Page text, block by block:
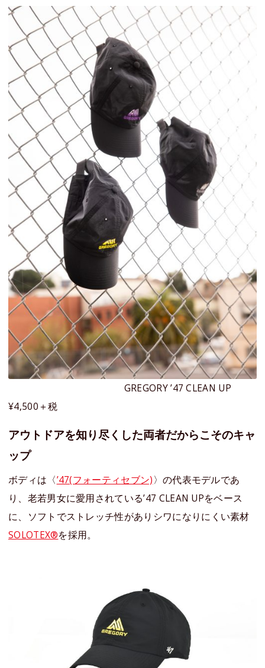
GREGORY ’47 CLEAN UP
¥4,500＋税
アウトドアを知り尽くした両者だからこそのキャ
ップ
ボディは〈’47(フォーティセブン)〉の代表モデルであ
り、老若男女に愛用されている’47 CLEAN UPをベース
に、ソフトでストレッチ性がありシワになりにくい素材
SOLOTEX®を採用。